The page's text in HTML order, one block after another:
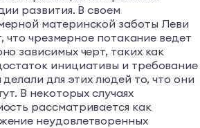
развития. В своем
материнской заботы Леви
что чрезмерное потакание ведет
зависимых черт, таких как
инициативы и требование
для этих людей то, что они
В некоторых случаях
рассматривается как
неудовлетворенных